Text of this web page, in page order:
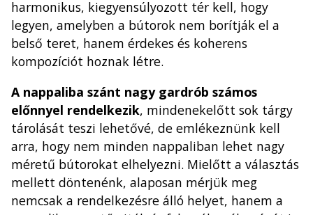
harmonikus, kiegyensúlyozott tér kell, hogy
legyen, amelyben a bútorok nem borítják el a
belső teret, hanem érdekes és koherens
kompozíciót hoznak létre.
A nappaliba szánt nagy gardrób számos
előnnyel rendelkezik, mindenekelőtt sok tárgy
tárolását teszi lehetővé, de emlékeznünk kell
arra, hogy nem minden nappaliban lehet nagy
méretű bútorokat elhelyezni. Mielőtt a választás
mellett döntenénk, alaposan mérjük meg
nemcsak a rendelkezésre álló helyet, hanem a